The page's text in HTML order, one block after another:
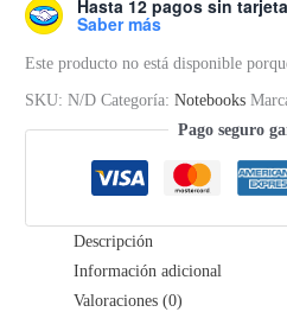
Hasta 12 pagos sin tarjeta
Saber más
Este producto no está disponible
SKU:N/D Categoría:Notebooks
Pago seguro
Descripción
Información adicional
Valoraciones (0)